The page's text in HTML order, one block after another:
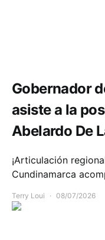
Gobernador
asiste a la
Abelardo De
¡Articulación
Cundinamarca
Terry Loui 08/07/2026